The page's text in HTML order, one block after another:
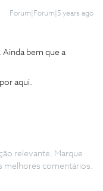
Forum|Forum|5 years ago
Ainda bem que a
aqui.
relevante. Marque
melhores comentários.